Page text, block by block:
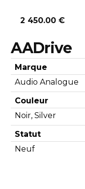
2 450.00 €
AADrive
Marque
Audio Analogue
Couleur
Noir, Silver
Statut
Neuf